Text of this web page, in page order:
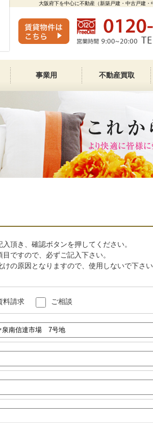
大阪府下を中心に不動産（新築戸建・中古戸建
事業用 不動産買取
入頂き、確認ボタンを押してください。
目ですので、必ずご記入下さい。
けの原因となりますので、使用しないで下さ
料請求 ご相談